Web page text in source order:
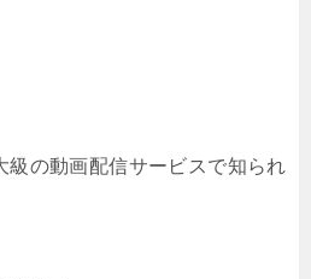
級の動画配信サービスで知られ